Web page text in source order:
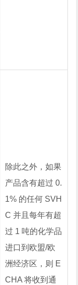
除此之外，如果
产品含有超过 0.
1% 的任何 SVH
C 并且每年有超
过 1 吨的化学品
进口到欧盟/欧
洲经济区，则 E
CHA 将收到通